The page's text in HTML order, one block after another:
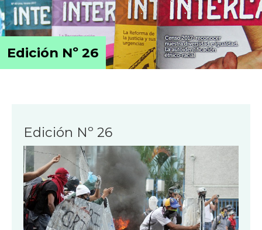
Edición Nº 26
Edición Nº 26